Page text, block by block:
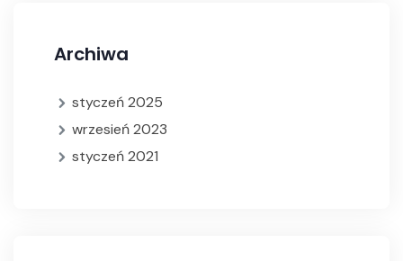
Archiwa
styczeń 2025
wrzesień 2023
styczeń 2021